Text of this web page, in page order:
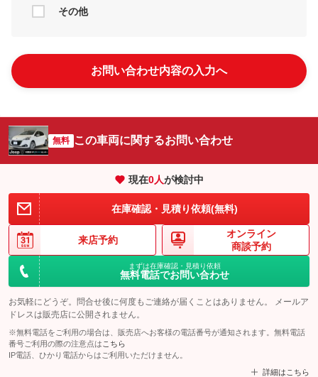
その他
お問い合わせ内容の入力へ
無料 この車両に関するお問い合わせ
現在0人が検討中
在庫確認・見積り依頼(無料)
来店予約
オンライン
商談予約
まずは在庫確認・見積り依頼
無料電話でお問い合わせ
お気軽にどうぞ。問合せ後に何度もご連絡が届くことはありません。 メールア
ドレスは販売店に公開されません。
※無料電話をご利用の場合は、販売店へお客様の電話番号が通知されます。無料電話
番号ご利用の際の注意点は こちら
IP電話、ひかり電話からはご利用いただけません。
詳細はこちら